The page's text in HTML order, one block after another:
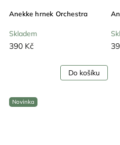
Anekke hrnek Orchestra
Skladem
390 Kč
Do košíku
Novinka